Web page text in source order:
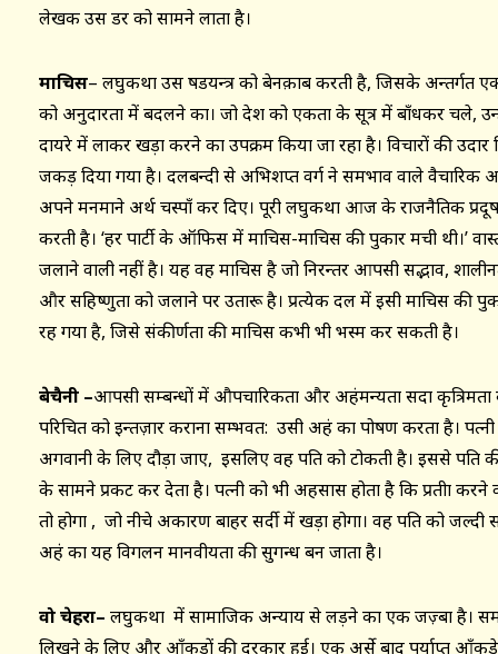
लेखक उस डर को सामने लाता है।
माचिस– लघुकथा उस षडयन्त्र को बेनक़ाब करती है, जिसके अन्तर्गत
को अनुदारता में बदलने का। जो देश को एकता के सूत्र में बाँधकर चले,
दायरे में लाकर खड़ा करने का उपक्रम किया जा रहा है। विचारों की उदार
जकड़ दिया गया है। दलबन्दी से अभिशप्त वर्ग ने समभाव वाले
अपने मनमाने अर्थ चस्पाँ कर दिए। पूरी लघुकथा आज के राजनैतिक
करती है। ‘हर पार्टी के ऑफिस में माचिस-माचिस की पुकार मची थी।’
जलाने वाली नहीं है। यह वह माचिस है जो निरन्तर आपसी सद्भाव,
और सहिष्णुता को जलाने पर उतारू है। प्रत्येक दल में इसी माचिस की
रह गया है, जिसे संकीर्णता की माचिस कभी भी भस्म कर सकती है।
बेचैनी –आपसी सम्बन्धों में औपचारिकता और अहंमन्यता सदा
परिचित को इन्तज़ार कराना सम्भवत: उसी अहं का पोषण करता है।
अगवानी के लिए दौड़ा जाए, इसलिए वह पति को टोकती है। इससे पति
के सामने प्रकट कर देता है। पत्नी को भी अहसास होता है कि प्रतीक्षा
तो होगा , जो नीचे अकारण बाहर सर्दी में खड़ा होगा। वह पति को
अहं का यह विगलन मानवीयता की सुगन्ध बन जाता है।
वो चेहरा– लघुकथा में सामाजिक अन्याय से लड़ने का एक जज़्बा है। समय
लिखने के लिए और आँकड़ों की दरकार हुई। एक अर्से बाद पर्याप्त आँकड़े